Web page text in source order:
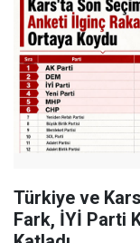
Türkiye ve
Fark, İYİ Parti